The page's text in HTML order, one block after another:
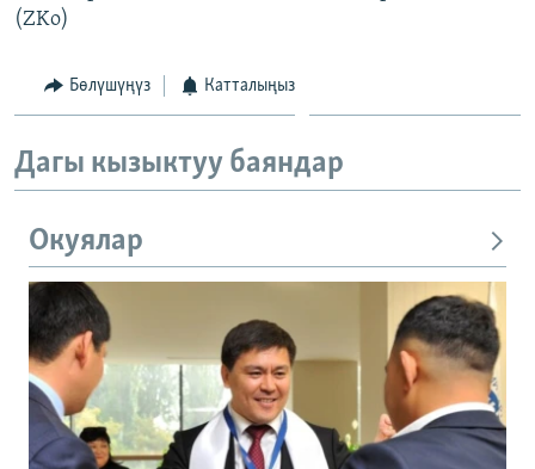
(ZKo)
Бөлүшүңүз Катталыңыз
Дагы кызыктуу баяндар
Окуялар